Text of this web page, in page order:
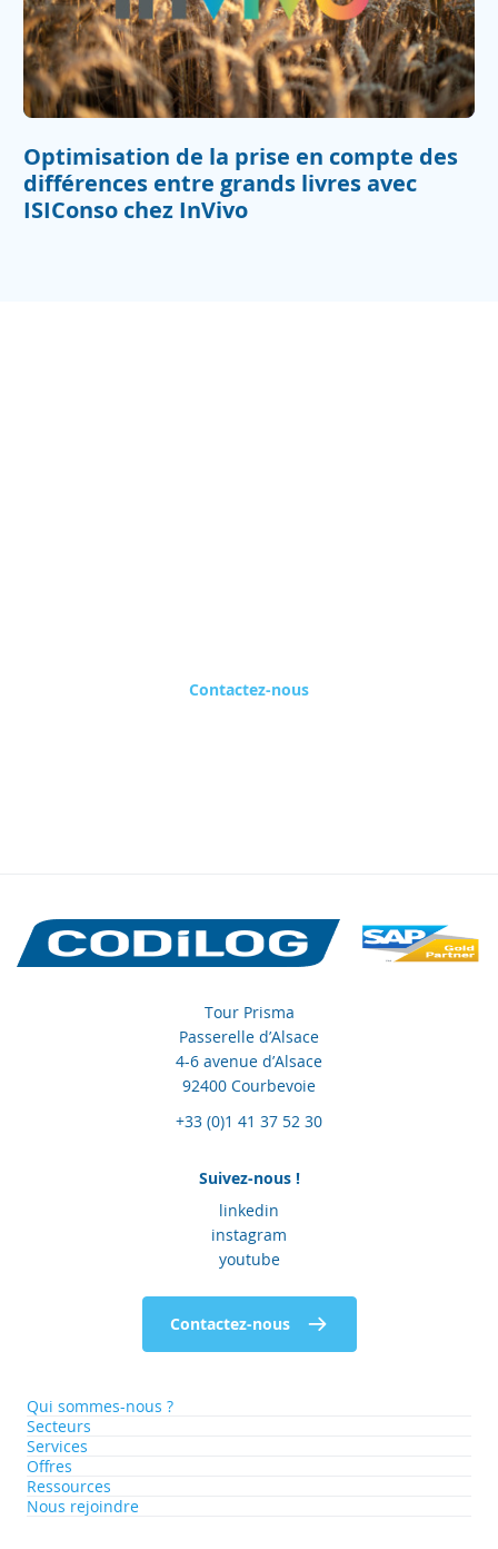
Optimisation de la prise en compte des
différences entre grands livres avec
ISIConso chez InVivo
Contactez-nous
Tour Prisma
Passerelle d’Alsace
4-6 avenue d’Alsace
92400 Courbevoie
+33 (0)1 41 37 52 30
Suivez-nous !
linkedin
instagram
youtube
Contactez-nous
Qui sommes-nous ?
Secteurs
Services
Offres
Ressources
Nous rejoindre